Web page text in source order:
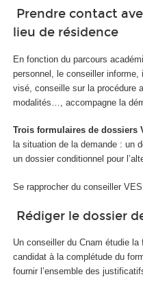
Prendre contact
lieu de résidence
En fonction du parcours
personnel, le conseiller informe,
visé, conseille sur la procédure
modalités…, accompagne la
Trois formulaires de dossiers
la situation de la demande : un
un dossier conditionnel pour
Se rapprocher du conseiller
Rédiger le dossier
Un conseiller du Cnam étudie
candidat à la complétude du
fournir l’ensemble des